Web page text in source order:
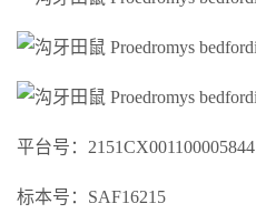
平台号：2151CX001100005844
标本号：SAF16215